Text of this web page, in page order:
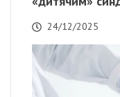
24/12/2025